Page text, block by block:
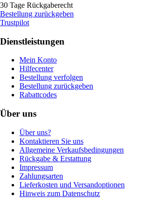
30 Tage Rückgaberecht
Bestellung zurückgeben
Trustpilot
Dienstleistungen
Mein Konto
Hilfecenter
Bestellung verfolgen
Bestellung zurückgeben
Rabattcodes
Über uns
Über uns?
Kontaktieren Sie uns
Allgemeine Verkaufsbedingungen
Rückgabe & Erstattung
Impressum
Zahlungsarten
Lieferkosten und Versandoptionen
Hinweis zum Datenschutz